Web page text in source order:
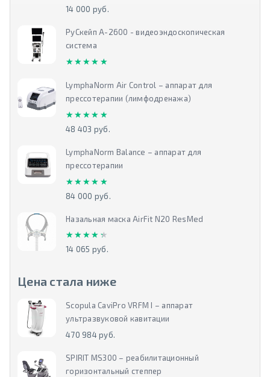
14 000 руб.
РуСкейп А-2600 - видеоэндоскопическая
система
★★★★★
★★★★★
LymphaNorm Air Control – аппарат для
прессотерапии (лимфодренажа)
★★★★★
★★★★★
48 403 руб.
LymphaNorm Balance – аппарат для
прессотерапии
★★★★★
★★★★★
84 000 руб.
Назальная маска AirFit N20 ResMed
★★★★★
★★★★★
14 065 руб.
Цена стала ниже
Scopula CaviPro VRFM I – аппарат
ультразвуковой кавитации
470 984 руб.
SPIRIT MS300 – реабилитационный
горизонтальный степпер